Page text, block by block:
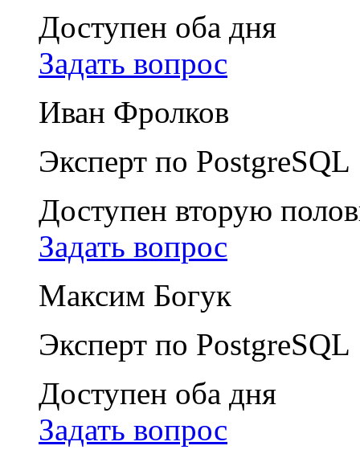
Доступен оба дня
Задать вопрос
Иван Фролков
Эксперт по PostgreSQL
Доступен вторую
Задать вопрос
Максим Богук
Эксперт по PostgreSQL
Доступен оба дня
Задать вопрос